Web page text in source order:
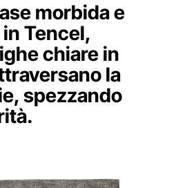
morbida e
Tencel,
chiare in
la
spezzando